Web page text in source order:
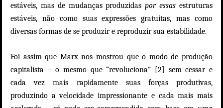
estáveis, mas de mudanças produzidaspor essasestruturas
estáveis, não como suas expressões gratuitas, mas como
diversas formas de se produzir e reproduzir sua estabilidade.
Foi assim que Marx nos mostrou que o modo de produção
capitalista – o mesmo que “revoluciona” [2] sem cessar e
cada vez mais rapidamente suas forças produtivas,
produzindo a velocidade impressionante e cada mais mais